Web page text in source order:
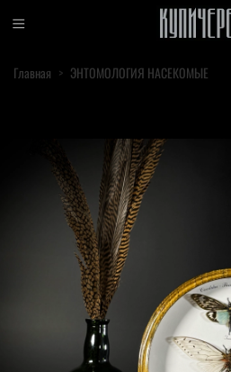
Главная ЭНТОМОЛОГИЯ НАСЕКОМЫЕ